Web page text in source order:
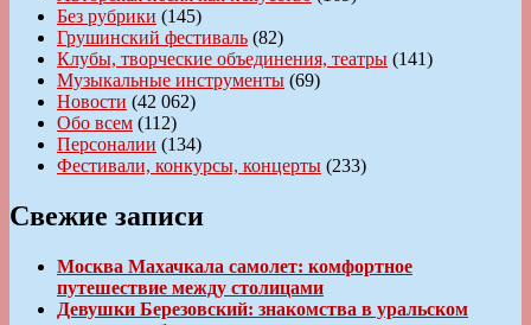
Без рубрики (145)
Грушинский фестиваль (82)
Клубы, творческие объединения, театры (141)
Музыкальные инструменты (69)
Новости (42 062)
Обо всем (112)
Персоналии (134)
Фестивали, конкурсы, концерты (233)
Свежие записи
Москва Махачкала самолет: комфортное
путешествие между столицами
Девушки Березовский: знакомства в уральском